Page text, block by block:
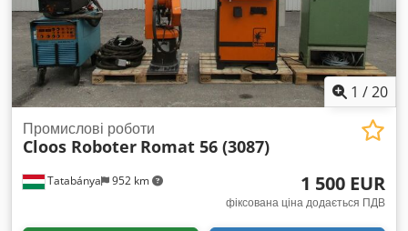
1 /20
Tatabánya 952 km
Промислові роботи
Cloos Roboter Romat 56 (3087)
1 500 EUR
фіксована ціна додається ПДВ